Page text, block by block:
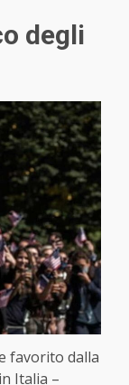
degli
favorito dalla
Italia –